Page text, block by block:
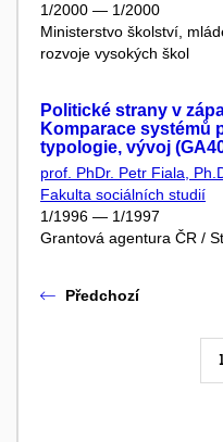
1/2000 — 1/2000
Ministerstvo školství,
rozvoje vysokých škol
Politické strany v
Komparace systémů
typologie, vývoj
prof. PhDr. Petr Fiala,
Fakulta sociálních studií
1/1996 — 1/1997
Grantová agentura ČR /
Předchozí
1